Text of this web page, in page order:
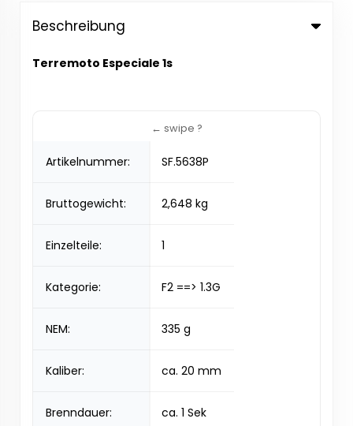
Beschreibung
Terremoto Especiale 1s
Artikelnummer: SF.5638P
Bruttogewicht: 2,648 kg
Einzelteile: 1
Kategorie: F2 ==> 1.3G
NEM: 335 g
Kaliber: ca. 20 mm
Brenndauer: ca. 1 Sek